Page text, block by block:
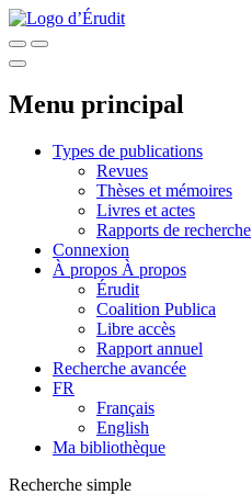
Menu principal
Types de publications
Revues
Thèses et mémoires
Livres et actes
Rapports de recherche
Connexion
À propos À propos
Érudit
Coalition Publica
Libre accès
Rapport annuel
Recherche avancée
FR
Français
English
Ma bibliothèque
Recherche simple